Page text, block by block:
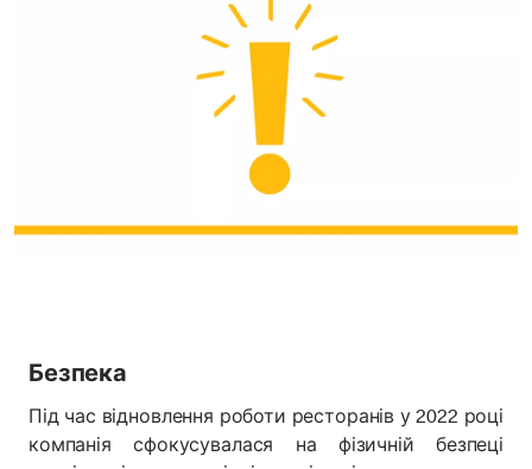
Безпека
Під час відновлення роботи ресторанів у 2022 році
компанія сфокусувалася на фізичній безпеці